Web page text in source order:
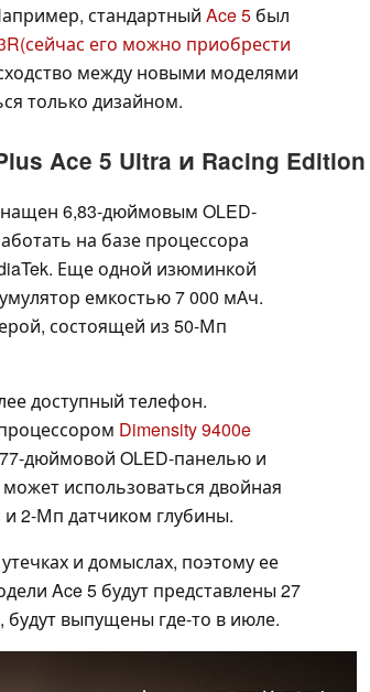
стандартный Ace 5 был
(сейчас его можно приобрести
между новыми моделями
только дизайном.
Ace 5 Ultra и Racing Edition
6,83-дюймовым OLED-
на базе процессора
Еще одной изюминкой
емкостью 7 000 мАч.
состоящей из 50-Мп
доступный телефон.
Dimensity 9400e
дюймовой OLED-панелью и
использоваться двойная
2-Мп датчиком глубины.
и домыслах, поэтому ее
Ace 5 будут представлены 27
выпущены где-то в июле.